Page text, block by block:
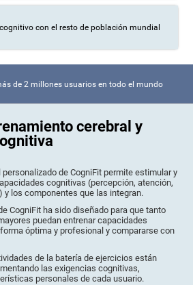
con el resto de población mundial
de 2 millones usuarios en todo el mundo
cerebral y
de CogniFit permite estimular y
cognitivas (percepción, atención,
y los componentes que las integran.
CogniFit ha sido diseñado para que tanto
puedan entrenar capacidades
óptima y profesional y compararse con
de la batería de ejercicios están
las exigencias cognitivas,
personales de cada usuario.